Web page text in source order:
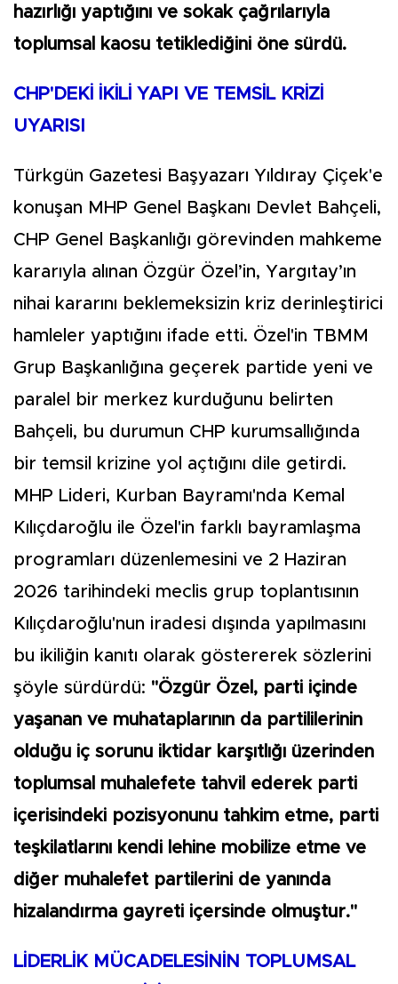
hazırlığı yaptığını ve sokak çağrılarıyla
toplumsal kaosu tetiklediğini öne sürdü.
CHP'DEKİ İKİLİ YAPI VE TEMSİL KRİZİ
UYARISI
Türkgün Gazetesi Başyazarı Yıldıray Çiçek'e
konuşan MHP Genel Başkanı Devlet Bahçeli,
CHP Genel Başkanlığı görevinden mahkeme
kararıyla alınan Özgür Özel’in, Yargıtay’ın
nihai kararını beklemeksizin kriz derinleştirici
hamleler yaptığını ifade etti. Özel'in TBMM
Grup Başkanlığına geçerek partide yeni ve
paralel bir merkez kurduğunu belirten
Bahçeli, bu durumun CHP kurumsallığında
bir temsil krizine yol açtığını dile getirdi.
MHP Lideri, Kurban Bayramı'nda Kemal
Kılıçdaroğlu ile Özel'in farklı bayramlaşma
programları düzenlemesini ve 2 Haziran
2026 tarihindeki meclis grup toplantısının
Kılıçdaroğlu'nun iradesi dışında yapılmasını
bu ikiliğin kanıtı olarak göstererek sözlerini
şöyle sürdürdü: "Özgür Özel, parti içinde
yaşanan ve muhataplarının da partililerinin
olduğu iç sorunu iktidar karşıtlığı üzerinden
toplumsal muhalefete tahvil ederek parti
içerisindeki pozisyonunu tahkim etme, parti
teşkilatlarını kendi lehine mobilize etme ve
diğer muhalefet partilerini de yanında
hizalandırma gayreti içersinde olmuştur."
LİDERLİK MÜCADELESİNİN TOPLUMSAL